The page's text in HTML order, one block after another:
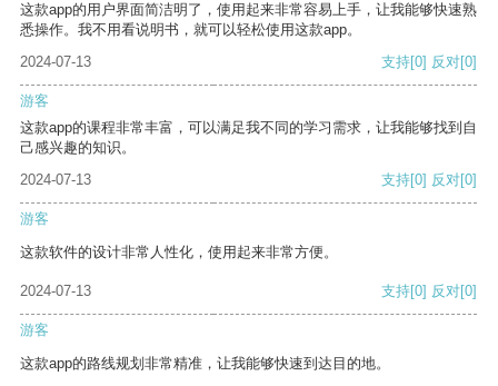
这款app的用户界面简洁明了，使用起来非常容易上手，让我能够快速熟
悉操作。我不用看说明书，就可以轻松使用这款app。
2024-07-13
支持[0] 反对[0]
游客
这款app的课程非常丰富，可以满足我不同的学习需求，让我能够找到自
己感兴趣的知识。
2024-07-13
支持[0] 反对[0]
游客
这款软件的设计非常人性化，使用起来非常方便。
2024-07-13 支持[0] 反对[0]
游客
这款app的路线规划非常精准，让我能够快速到达目的地。